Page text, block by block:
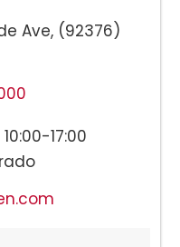
Ave, (92376)
17:00